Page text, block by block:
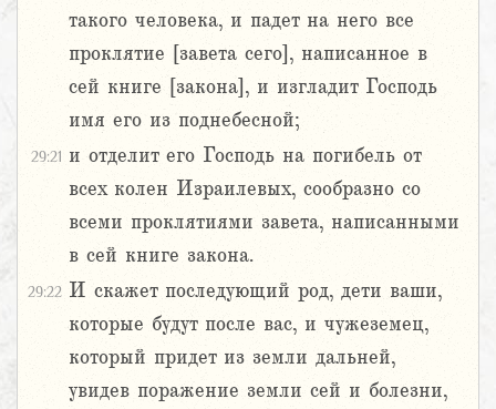
такого человека, и падет на него все
проклятие [завета сего], написанное в
сей книге [закона], и изгладит Господь
имя его из поднебесной;
29:21 и отделит его Господь на погибель от
всех колен Израилевых, сообразно со
всеми проклятиями завета, написанными
в сей книге закона.
29:22 И скажет последующий род, дети ваши,
которые будут после вас, и чужеземец,
который придет из земли дальней,
увидев поражение земли сей и болезни,